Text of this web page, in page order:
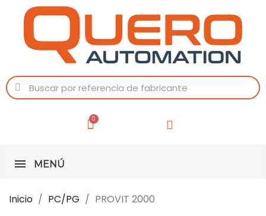
MENÚ
Inicio PC/PG PROVIT 2000